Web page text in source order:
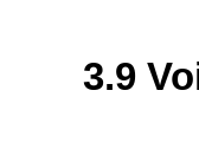
3.9